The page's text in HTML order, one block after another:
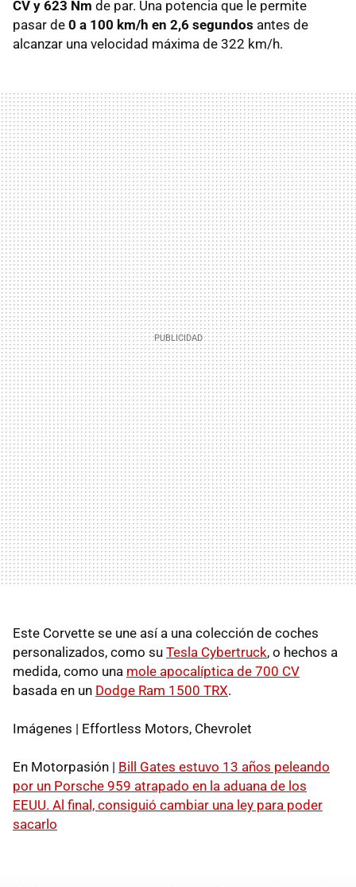
CV y 623 Nm de par. Una potencia que le permite
pasar de 0 a 100 km/h en 2,6 segundos antes de
alcanzar una velocidad máxima de 322 km/h.
Este Corvette se une así a una colección de coches
personalizados, como su Tesla Cybertruck, o hechos a
medida, como una mole apocalíptica de 700 CV
basada en un Dodge Ram 1500 TRX.
Imágenes | Effortless Motors, Chevrolet
En Motorpasión | Bill Gates estuvo 13 años peleando
por un Porsche 959 atrapado en la aduana de los
EEUU. Al final, consiguió cambiar una ley para poder
sacarlo